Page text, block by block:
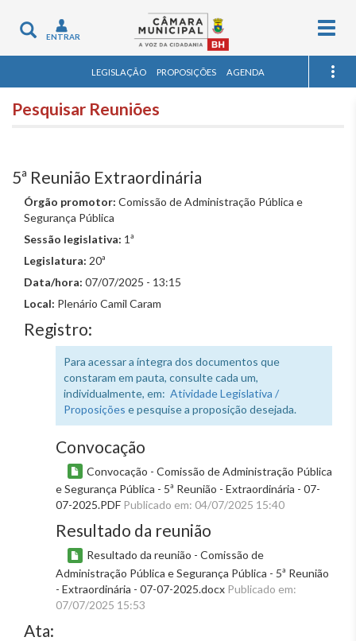
Toggle
navigation
ENTRAR
LEGISLAÇÃO PROPOSIÇÕES AGENDA
Pesquisar Reuniões
5ª Reunião Extraordinária
Órgão promotor: Comissão de Administração Pública e
Segurança Pública
Sessão legislativa: 1ª
Legislatura: 20ª
Data/hora: 07/07/2025 - 13:15
Local: Plenário Camil Caram
Registro:
Para acessar a íntegra dos documentos que
constaram em pauta, consulte cada um,
individualmente, em: Atividade Legislativa /
Proposições e pesquise a proposição desejada.
Convocação
Convocação - Comissão de Administração Pública
e Segurança Pública - 5ª Reunião - Extraordinária - 07-
07-2025.PDF Publicado em: 04/07/2025 15:40
Resultado da reunião
Resultado da reunião - Comissão de
Administração Pública e Segurança Pública - 5ª Reunião
- Extraordinária - 07-07-2025.docx Publicado em:
07/07/2025 15:53
Ata: